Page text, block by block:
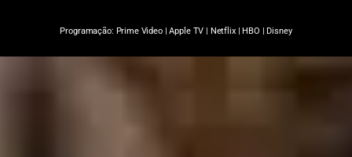
Programação: Prime Video|Apple TV | Netflix|HBO |Disney